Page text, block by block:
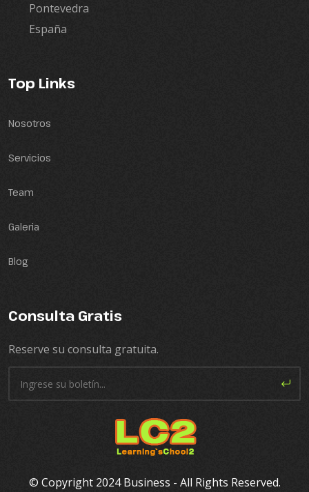
Pontevedra
España
Top Links
Nosotros
Servicios
Team
Galeria
Blog
Consulta Gratis
Reserve su consulta gratuita.
© Copyright 2024 Business - All Rights Reserved.